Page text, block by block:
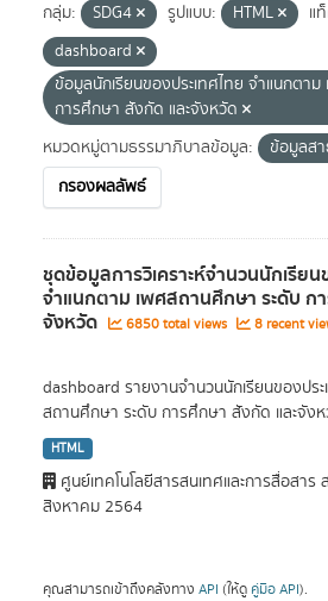
กลุ่ม: SDG4 รูปแบบ: HTML แ
dashboard
ข้อมูลนักเรียนของประเทศไทย จำแนกตา
การศึกษา สังกัด และจังหวัด
หมวดหมู่ตามธรรมาภิบาลข้อมูล:
ข้อมูลส
กรองผลลัพธ์
ชุดข้อมูลการวิเคราะห์จำนวนนักเรียน
จำแนกตาม เพศสถานศึกษา ระดับ ก
จังหวัด 6850 total views 8 recent
dashboard รายงานจำนวนนักเรียนของปร
สถานศึกษา ระดับ การศึกษา สังกัด และจัง
HTML
ศูนย์เทคโนโลยีสารสนเทศและการสื่อสาร
สิงหาคม 2564
คุณสามารถเข้าถึงคลังทาง API (ให้ดู คู่มือ API).